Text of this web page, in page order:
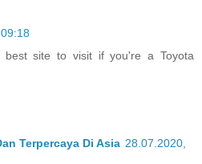
best site to visit if you're a Toyota
Terpercaya Di Asia 28.07.2020,